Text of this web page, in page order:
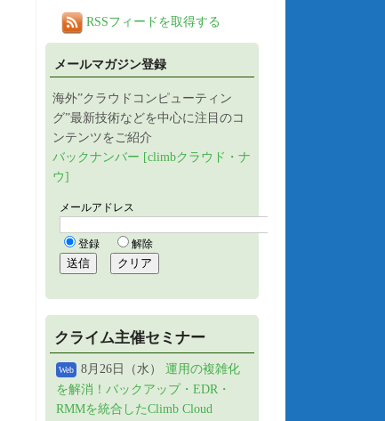
RSSフィードを取得する
メールマガジン登録
海外”クラウドコンピューティン
グ”最新技術などを中心に注目のコ
ンテンツをご紹介
バックナンバー [climbクラウド・ナ
ウ]
クライム主催セミナー
Web 8月26日（水） 運用の複雑化
を解消！バックアップ・EDR・
RMMを統合したClimb Cloud